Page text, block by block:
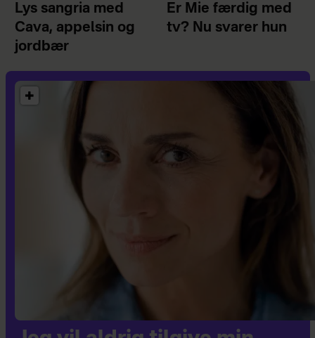
Lys sangria med
Cava, appelsin og
jordbær
Er Mie færdig med
tv? Nu svarer hun